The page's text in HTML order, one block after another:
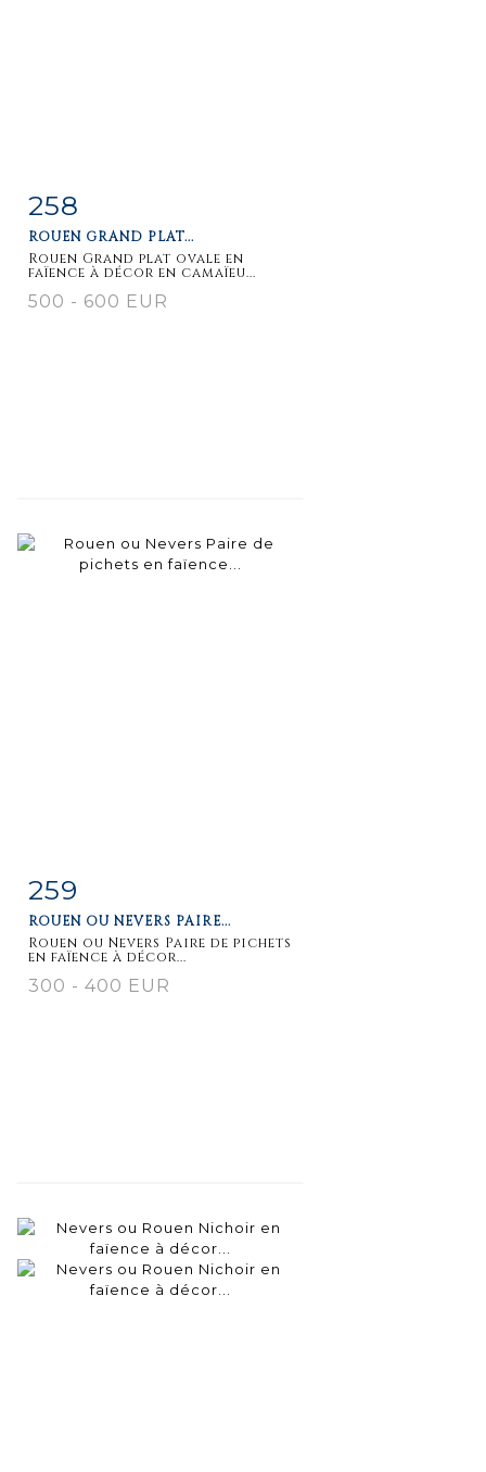
Item detail
258
ROUEN GRAND PLAT...
Rouen Grand plat ovale en
faïence à décor en camaïeu...
500 - 600 EUR
Item detail
259
ROUEN OU NEVERS PAIRE...
Rouen ou Nevers Paire de pichets
en faïence à décor...
300 - 400 EUR